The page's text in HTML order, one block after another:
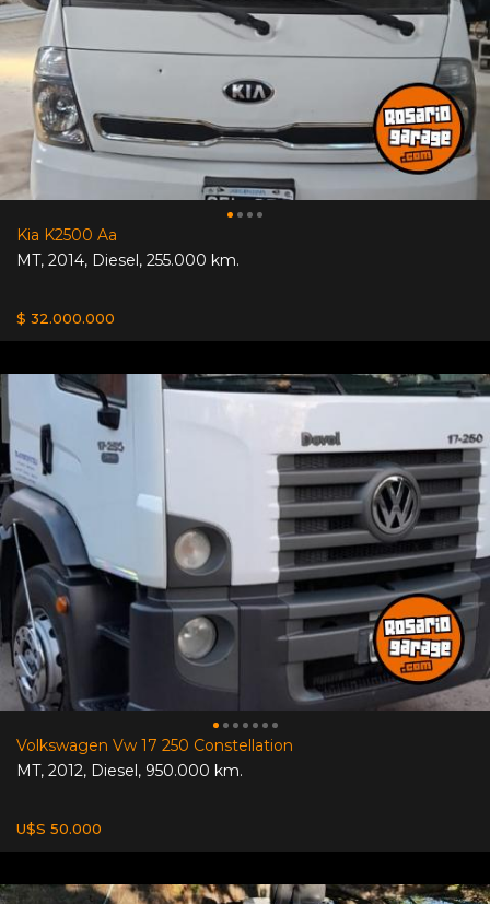
Kia K2500 Aa
MT, 2014, Diesel, 255.000 km.
$ 32.000.000
Volkswagen Vw 17 250 Constellation
MT, 2012, Diesel, 950.000 km.
U$S 50.000